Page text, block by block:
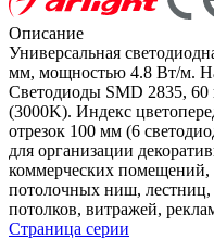
Описание
Универсальная
мм, мощностью 4.8 Вт/м.
Светодиоды SMD 2835, 60
(3000K). Индекс
отрезок 100 мм (6
для организации
коммерческих помещений,
потолочных ниш,
потолков, витражей,
Страница серии